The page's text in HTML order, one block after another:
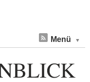
Menü